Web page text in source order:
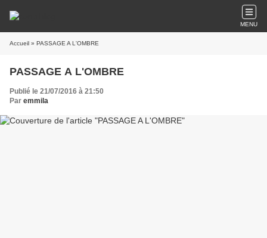
MENU
Accueil » PASSAGE A L'OMBRE
PASSAGE A L'OMBRE
Publié le 21/07/2016 à 21:50
Par emmila